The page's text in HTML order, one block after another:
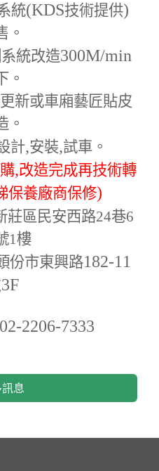
統(KDS技術提供)
。
統改造300M/min
。
新或車廂藝匠貼皮
。
計,安裝,試車。
,改造完成再技術轉
保養廠商保修)
莊區民安西路24巷6
1樓
份市東興路182-11
2206-7333
訊息